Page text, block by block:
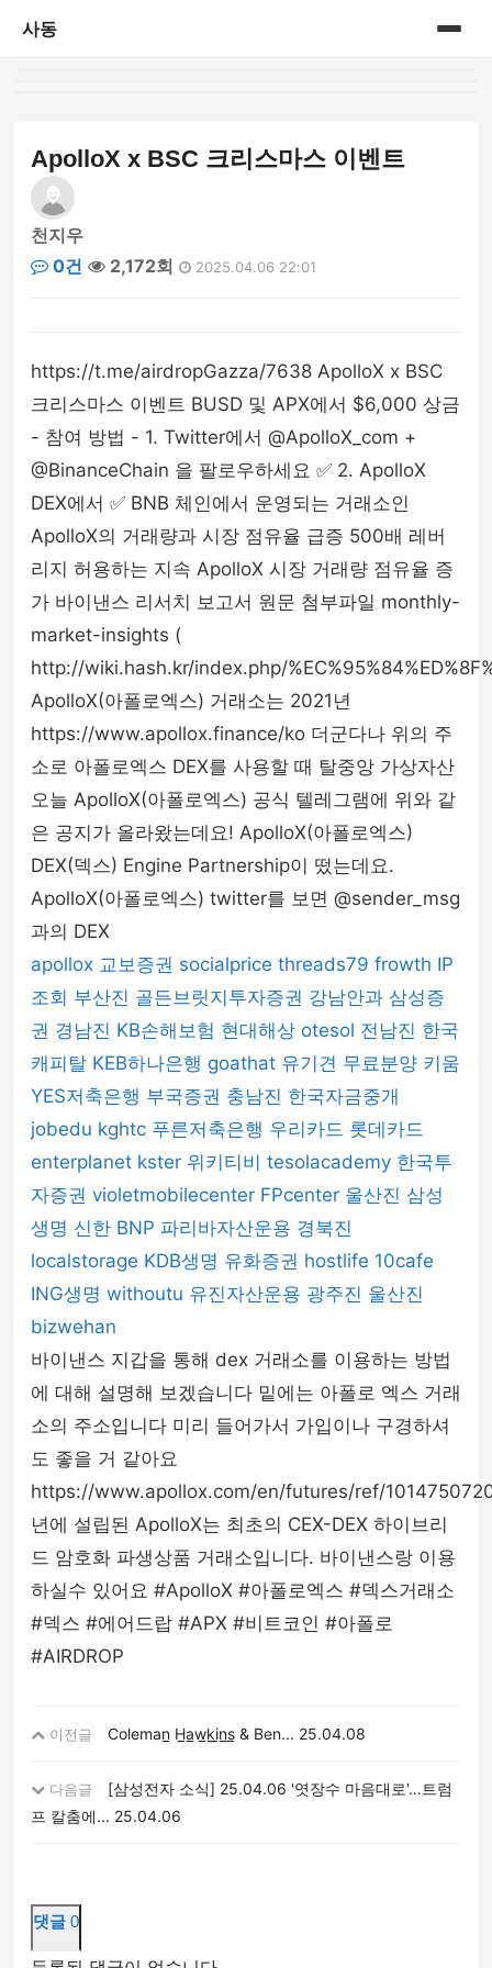
사동
ApolloX x BSC 크리스마스 이벤트
천지우
0건
2,172회 2025.04.06 22:01
https://t.me/airdropGazza/7638 ApolloX x BSC
크리스마스 이벤트 BUSD 및 APX에서 $6,000 상금
- 참여 방법 - 1. Twitter에서 @ApolloX_com +
@BinanceChain 을 팔로우하세요 ✅ 2. ApolloX
DEX에서 ✅ BNB 체인에서 운영되는 거래소인
ApolloX의 거래량과 시장 점유율 급증 500배 레버
리지 허용하는 지속 ApolloX 시장 거래량 점유율 증
가 바이낸스 리서치 보고서 원문 첨부파일 monthly-
market-insights (
http://wiki.hash.kr/index.php/
ApolloX(아폴로엑스) 거래소는 2021년
https://www.apollox.finance/ko 더군다나 위의 주
소로 아폴로엑스 DEX를 사용할 때 탈중앙 가상자산
오늘 ApolloX(아폴로엑스) 공식 텔레그램에 위와 같
은 공지가 올라왔는데요! ApolloX(아폴로엑스)
DEX(덱스) Engine Partnership이 떴는데요.
ApolloX(아폴로엑스) twitter를 보면 @sender_msg
과의 DEX
apollox 교보증권 socialprice threads79 frowth IP
조회 부산진 골든브릿지투자증권 강남안과 삼성증
권 경남진 KB손해보험 현대해상 otesol 전남진 한국
캐피탈 KEB하나은행 goathat 유기견 무료분양 키움
YES저축은행 부국증권 충남진 한국자금중개
jobedu kghtc 푸른저축은행 우리카드 롯데카드
enterplanet kster 위키티비 tesolacademy 한국투
자증권 violetmobilecenter FPcenter 울산진 삼성
생명 신한 BNP 파리바자산운용 경북진
localstorage KDB생명 유화증권 hostlife 10cafe
ING생명 withoutu 유진자산운용 광주진 울산진
bizwehan
바이낸스 지갑을 통해 dex 거래소를 이용하는 방법
에 대해 설명해 보겠습니다 밑에는 아폴로 엑스 거래
소의 주소입니다 미리 들어가서 가입이나 구경하셔
도 좋을 거 같아요
https://www.apollox.com/en/futures/ref/
년에 설립된 ApolloX는 최초의 CEX-DEX 하이브리
드 암호화 파생상품 거래소입니다. 바이낸스랑 이용
하실수 있어요 #ApolloX #아폴로엑스 #덱스거래소
#덱스 #에어드랍 #APX #비트코인 #아폴로
#AIRDROP
이전글 Coleman̲ H̲a̲w̲k̲i̲n̲s̲ & Ben... 25.04.08
다음글
[삼성전자 소식] 25.04.06 '엿장수 마음대로'…트럼
프 칼춤에... 25.04.06
댓글 0